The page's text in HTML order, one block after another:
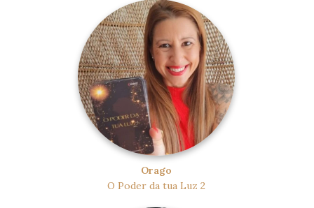
Orago
O Poder da tua Luz 2